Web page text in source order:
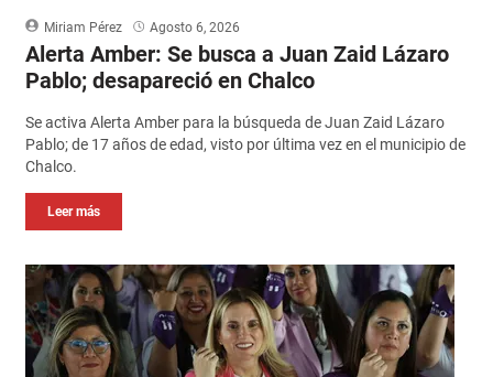
Miriam Pérez Agosto 6, 2026
Alerta Amber: Se busca a Juan Zaid Lázaro
Pablo; desapareció en Chalco
Se activa Alerta Amber para la búsqueda de Juan Zaid Lázaro
Pablo; de 17 años de edad, visto por última vez en el municipio de
Chalco.
Leer más